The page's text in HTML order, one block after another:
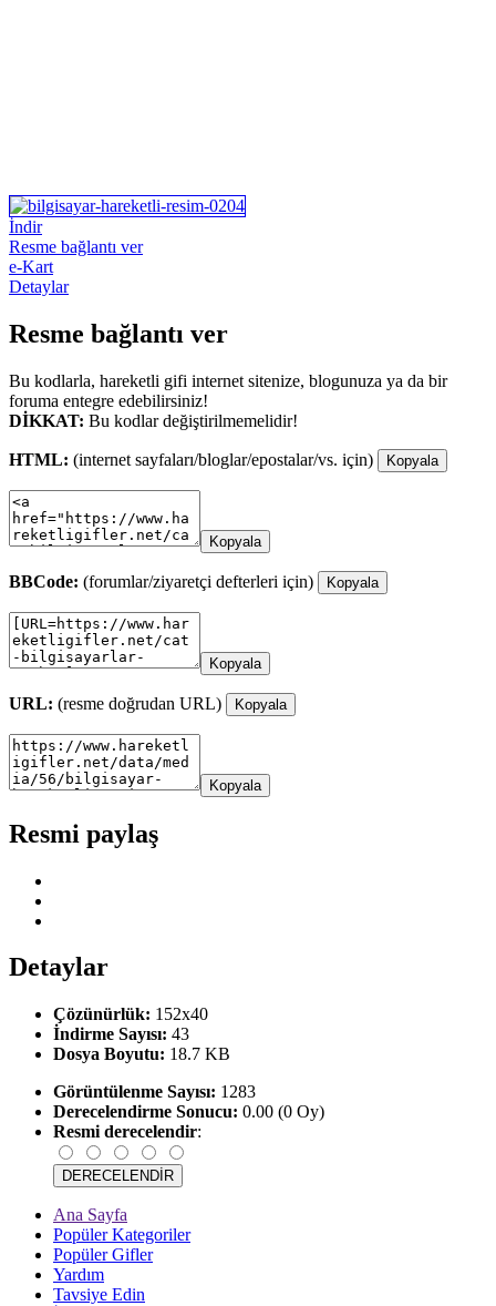
İndir
Resme bağlantı ver
e-Kart
Detaylar
Resme bağlantı ver
Bu kodlarla, hareketli gifi internet sitenize, blogunuza ya da bir
foruma entegre edebilirsiniz!
DİKKAT: Bu kodlar değiştirilmemelidir!
HTML: (internet sayfaları/bloglar/epostalar/vs. için) Kopyala
Kopyala
BBCode: (forumlar/ziyaretçi defterleri için) Kopyala
Kopyala
URL: (resme doğrudan URL) Kopyala
Kopyala
Resmi paylaş
Detaylar
Çözünürlük: 152x40
İndirme Sayısı: 43
Dosya Boyutu: 18.7 KB
Görüntülenme Sayısı: 1283
Derecelendirme Sonucu: 0.00 (0 Oy)
Resmi derecelendir:
Ana Sayfa
Popüler Kategoriler
Popüler Gifler
Yardım
Tavsiye Edin